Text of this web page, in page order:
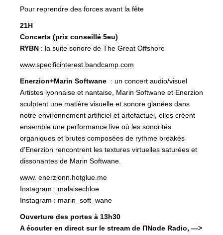
Pour reprendre des forces avant la fête
21H
Concerts (prix conseillé 5eu)
RYBN : la suite sonore de The Great Offshore
www.specificinterest.bandcamp.com
Enerzion+Marin Softwane : un concert audio/visuel
Artistes lyonnaise et nantaise, Marin Softwane et Enerzion
sculptent une matière visuelle et sonore glanées dans
notre environnement artificiel et artefactuel, elles créent
ensemble une performance live où les sonorités
organiques et brutes composées de rythme breakés
d’Enerzion rencontrent les textures virtuelles saturées et
dissonantes de Marin Softwane.
www. enerzionn.hotglue.me
Instagram : malaisechloe
Instagram : marin_soft_wane
Ouverture des portes à 13h30
A écouter en direct sur le stream de ΠNode Radio, —>